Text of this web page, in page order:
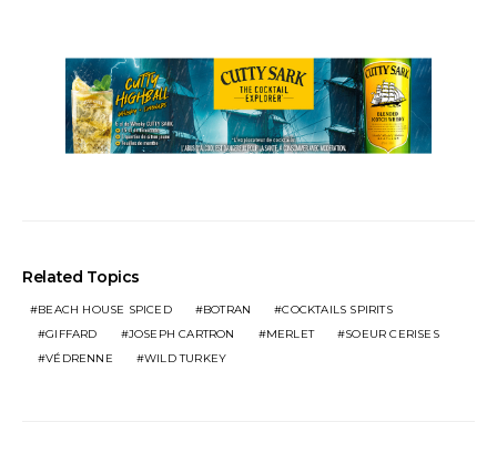
Related Topics
BEACH HOUSE SPICED BOTRAN
COCKTAILS SPIRITS
GIFFARD
JOSEPH CARTRON MERLET
SOEUR CERISES
VÉDRENNE
WILD TURKEY